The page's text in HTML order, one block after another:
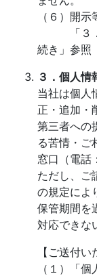
（６）開
「３．個
続き」参照
３．個人情
当社は個人
正・追加・
第三者への
る苦情・ご
窓口（電話
ただし、ご
の規定によ
保管期間を
対応できな
【ご送付い
（１）「